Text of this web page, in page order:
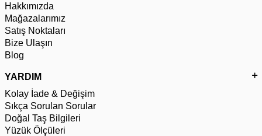
Hakkımızda
Mağazalarımız
Satış Noktaları
Bize Ulaşın
Blog
YARDIM
Kolay İade & Değişim
Sıkça Sorulan Sorular
Doğal Taş Bilgileri
Yüzük Ölçüleri